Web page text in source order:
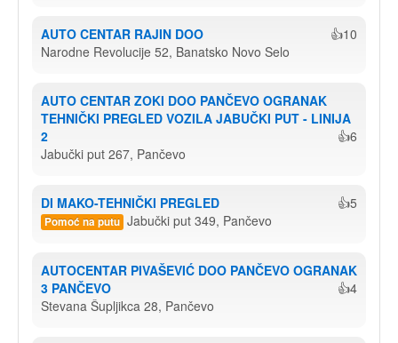
AUTO CENTAR RAJIN DOO
👍10
Narodne Revolucije 52, Banatsko Novo Selo
AUTO CENTAR ZOKI DOO PANČEVO OGRANAK
TEHNIČKI PREGLED VOZILA JABUČKI PUT - LINIJA
2
👍6
Jabučki put 267, Pančevo
DI MAKO-TEHNIČKI PREGLED 👍5
Pomoć na putu Jabučki put 349, Pančevo
AUTOCENTAR PIVAŠEVIĆ DOO PANČEVO OGRANAK
3 PANČEVO
👍4
Stevana Šupljikca 28, Pančevo